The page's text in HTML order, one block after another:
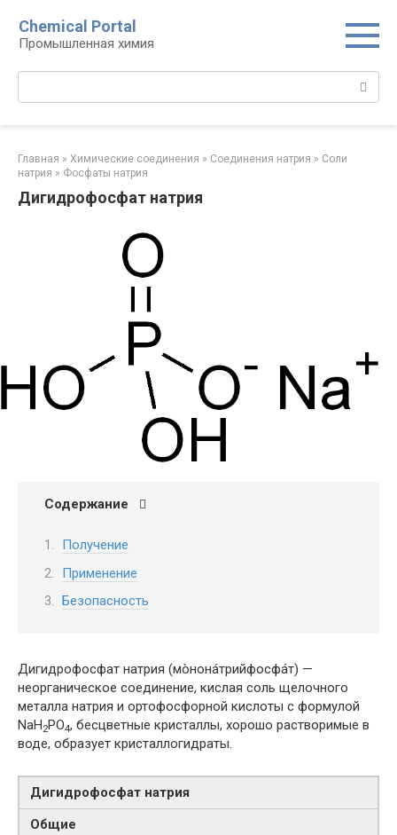
контенту
Chemical Portal
Промышленная химия
Главная » Химические соединения » Соединения натрия‎ » Соли
натрия‎ » Фосфаты натрия‎
Дигидрофосфат натрия
Содержание
Получение
Применение
Безопасность
Дигидрофосфат натрия (мòнонáтрийфосфáт) —
неорганическое соединение, кислая соль щелочного
металла натрия и ортофосфорной кислоты с формулой
NaH2PO4, бесцветные кристаллы, хорошо растворимые в
воде, образует кристаллогидраты.
Дигидрофосфат натрия
Общие